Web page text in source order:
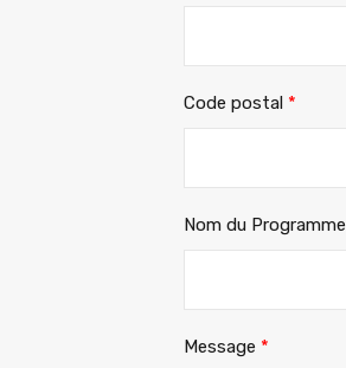
Code postal *
Nom du Programme
Message *